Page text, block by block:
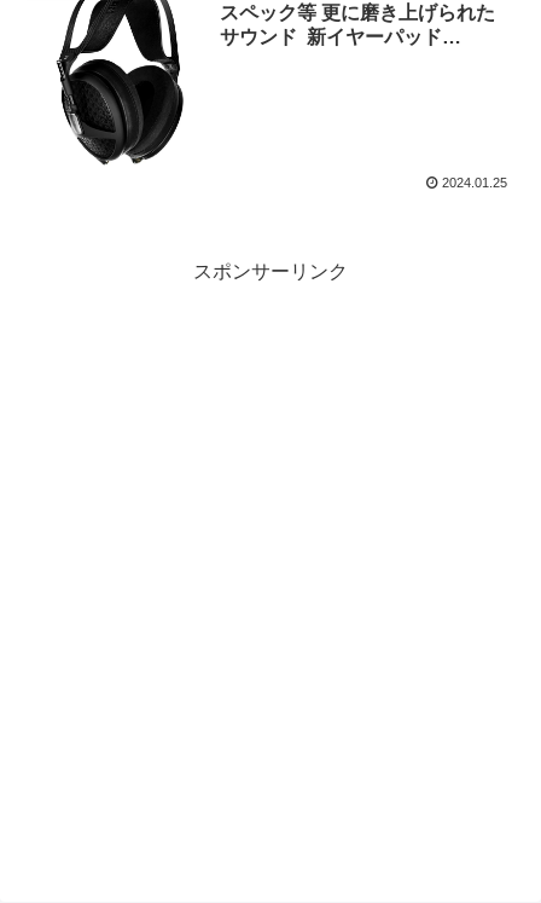
スペック等 更に磨き上げられた
サウンド 新イヤーパッド
2024.01.25
スポンサーリンク